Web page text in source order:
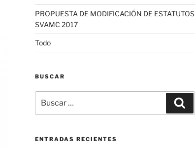
PROPUESTA DE MODIFICACIÓN DE ESTATUTOS
SVAMC 2017
Todo
BUSCAR
por:
ENTRADAS RECIENTES